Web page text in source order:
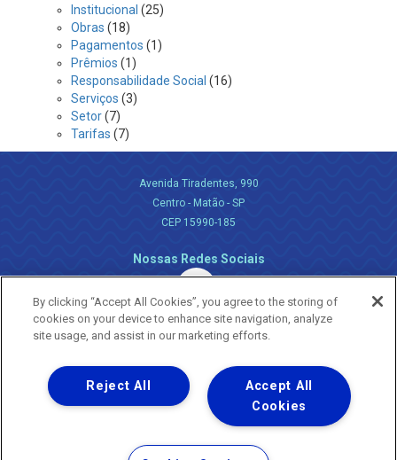
Institucional (25)
Obras (18)
Pagamentos (1)
Prêmios (1)
Responsabilidade Social (16)
Serviços (3)
Setor(7)
Tarifas (7)
Avenida Tiradentes, 990
Centro - Matão - SP
CEP 15990-185
Nossas Redes Sociais
Uma empresa
Copyright ® 2026 - Todos os Direitos Reservados.
Nossa natureza movimenta a vida
By clicking “Accept All Cookies”, you agree to the storing of
cookies on your device to enhance site navigation, analyze
site usage, and assist in our marketing efforts.
Accept All
Cookies
Reject All